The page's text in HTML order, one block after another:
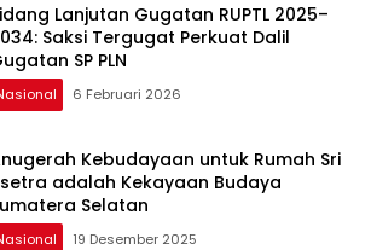
Lanjutan Gugatan RUPTL 2025–
Saksi Tergugat Perkuat Dalil
SP PLN
6 Februari 2026
Kebudayaan untuk Rumah Sri
adalah Kekayaan Budaya
Selatan
19 Desember 2025